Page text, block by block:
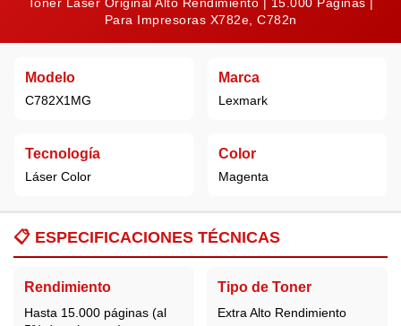
Para Impresoras X782e, C782n
Modelo
C782X1MG
Marca
Lexmark
Tecnología
Láser Color
Color
Magenta
📋 ESPECIFICACIONES TÉCNICAS
Rendimiento
Hasta 15.000 páginas (al
Tipo de Toner
Extra Alto Rendimiento